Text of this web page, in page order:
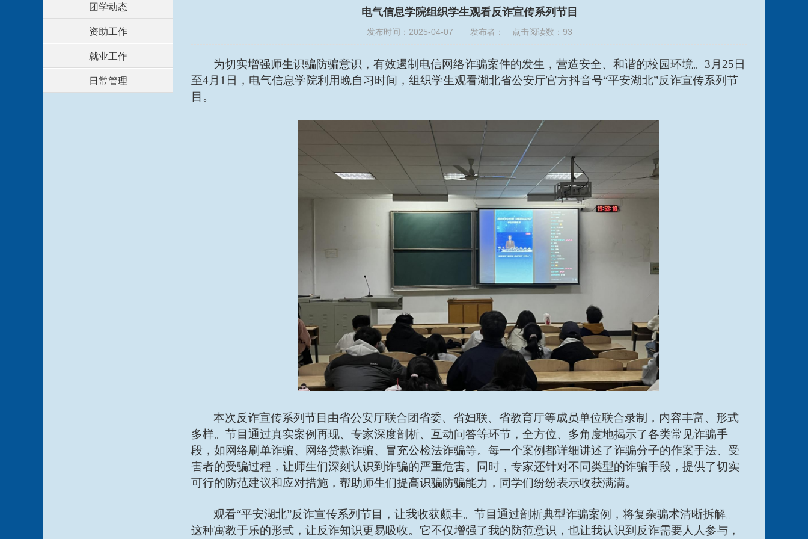
团学动态
资助工作
就业工作
日常管理
电气信息学院组织学生观看反诈宣传系列节目
发布时间：2025-04-07 发布者： 点击阅读数： 93
为切实增强师生识骗防骗意识，有效遏制电信网络诈骗案件的发生，营造安全、和谐的校园环境。 3月25日
至4月 1 日，电气信息学院利用晚自习时间 ，组织学生观看湖北省公安厅官方抖音号“平安湖北”反诈宣传系列节
目。
本次反诈宣传系列节目由省公安厅联合团省委、省妇联、省教育厅等成员单位联合录制， 内容丰富、形式
多样。节目通过真实案例再现、专家深度剖析、互动问答等环节，全方位、多角度地揭示了各类常见诈骗手
段，如网络刷单诈骗、网络贷款诈骗、冒充公检法诈骗等。每一个案例都详细讲述了诈骗分子的作案手法、受
害者的受骗过程，让师生们深刻认识到诈骗的严重危害。同时，专家还针对不同类型的诈骗手段，提供了切实
可行的防范建议和应对措施，帮助师生们提高识骗防骗能力 ， 同学们纷纷表示收获满满。
观看“平安湖北”反诈宣传系列节目，让我收获颇丰。节目通过剖析典型诈骗案例，将复杂骗术清晰拆解。
这种寓教于乐的形式，让反诈知识更易吸收。它不仅增强了我的防范意识，也让我认识到反诈需要人人参与，